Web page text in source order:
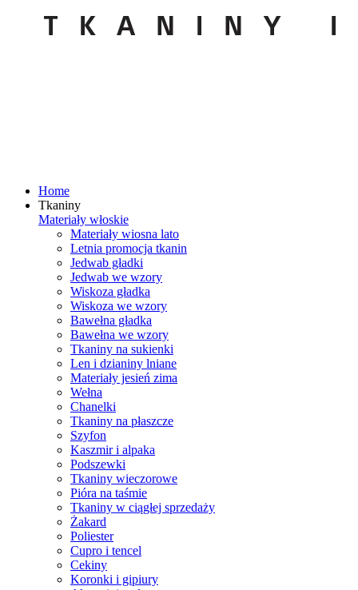
Home
Tkaniny
Materiały włoskie
Materiały wiosna lato
Letnia promocja tkanin
Jedwab gładki
Jedwab we wzory
Wiskoza gładka
Wiskoza we wzory
Bawełna gładka
Bawełna we wzory
Tkaniny na sukienki
Len i dzianiny lniane
Materiały jesień zima
Wełna
Chanelki
Tkaniny na płaszcze
Szyfon
Kaszmir i alpaka
Podszewki
Tkaniny wieczorowe
Pióra na taśmie
Tkaniny w ciągłej sprzedaży
Żakard
Poliester
Cupro i tencel
Cekiny
Koronki i gipiury